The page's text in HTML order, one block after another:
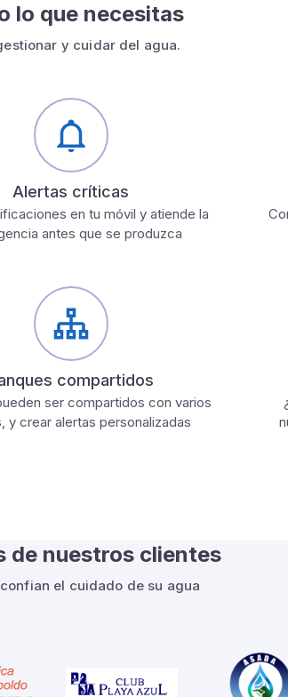
lo que necesitas
y cuidar del agua.
Alertas críticas
en tu móvil y atiende la
antes que se produzca
compartidos
ser compartidos con varios
y crear alertas personalizadas
de nuestros clientes
el cuidado de su agua